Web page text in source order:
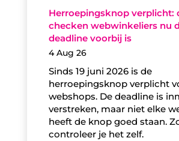
Herroepingsknop verplicht:
checken webwinkeliers nu
deadline voorbij is
4 Aug 26
Sinds 19 juni 2026 is de
herroepingsknop verplicht
webshops. De deadline is
verstreken, maar niet elke
heeft de knop goed staan.
controleer je het zelf.